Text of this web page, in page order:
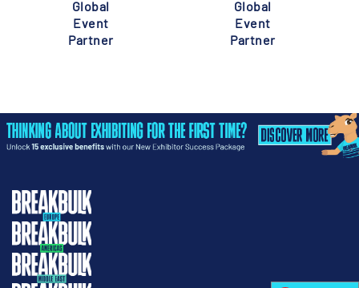
Global
Event
Partner
Global
Event
Partner